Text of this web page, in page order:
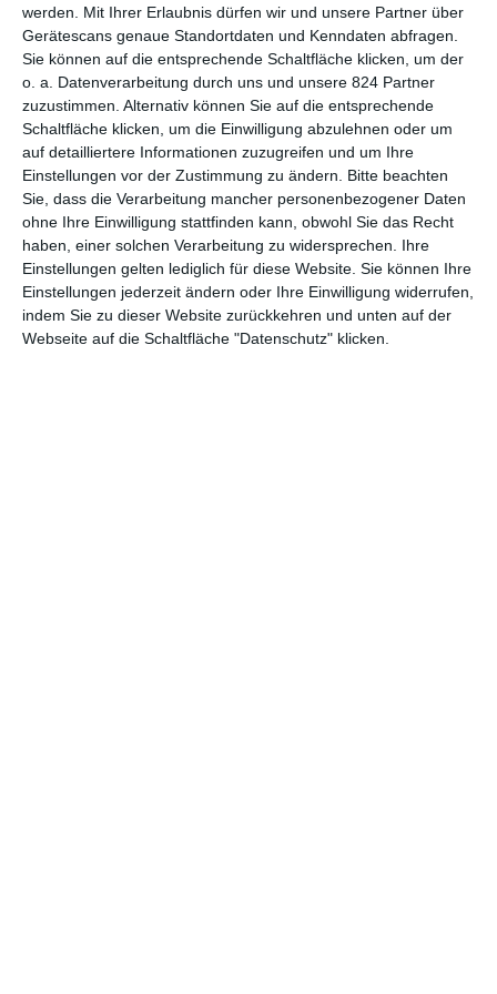
werden.
Mit Ihrer Erlaubnis dürfen wir und unsere Partner über
Gerätescans genaue Standortdaten und Kenndaten abfragen.
Sie können auf die entsprechende Schaltfläche klicken, um der
o. a. Datenverarbeitung durch uns und unsere 824 Partner
zuzustimmen. Alternativ können Sie auf die entsprechende
Schaltfläche klicken, um die Einwilligung abzulehnen oder um
auf detailliertere Informationen zuzugreifen und um Ihre
Einstellungen vor der Zustimmung zu ändern.
Bitte beachten
Sie, dass die Verarbeitung mancher personenbezogener Daten
ohne Ihre Einwilligung stattfinden kann, obwohl Sie das Recht
haben, einer solchen Verarbeitung zu widersprechen. Ihre
Einstellungen gelten lediglich für diese Website. Sie können Ihre
Einstellungen jederzeit ändern oder Ihre Einwilligung widerrufen,
indem Sie zu dieser Website zurückkehren und unten auf der
Webseite auf die Schaltfläche "Datenschutz" klicken.
ICH TÖTE, ALSO BIN ICH!
Ganz aus der Luft gegriffen sind diese Befürchtungen sicher
nicht. Wenn sich der erfolglose Clown langsam in einen
psychopathischen Mörder verwandelt und dafür auch noch von
anderen gefeiert wird, dann ist das durchaus befremdlich.
Joker wirkt an der Stelle schon wie ein Freischein, all die Leute
da draußen abzuknallen. Eine Zelebrierung von Gewalt, ausgeübt
von den Verlierern dieser Welt, die sich zumindest mit einer
Waffe noch Gehör verschaffen können und so ihrer eigenen
Bedeutungslosigkeit entkommen wollen. Also das, was viele
Amokläufer machen, nur im größeren Stil und mit weniger
Schminke im Gesicht.